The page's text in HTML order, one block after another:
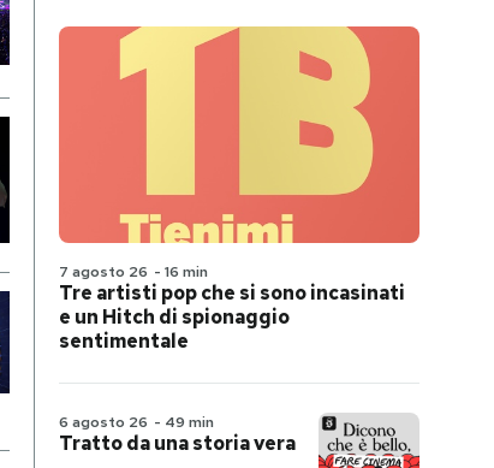
7 agosto 26 - 16 min
Tre artisti pop che si sono incasinati
e un Hitch di spionaggio
sentimentale
6 agosto 26 - 49 min
Tratto da una storia vera